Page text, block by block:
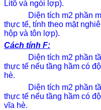
Litô và ngói lợp).
Diện tích m2 phần mái
thực tế, tính theo mặt
hộp và tôn lợp).
Cách tính F:
Diện tích m2 phần
thực tế nếu tầng hầm có
hè.
Diện tích m2 phần
thực tế nếu tầng hầm có
vĩa hè.